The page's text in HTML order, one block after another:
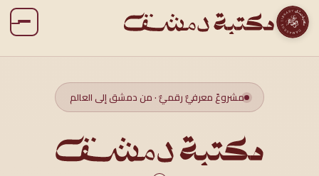
مشروعٌ معرفيٌّ رقميٌّ · من دمشق إلى العالم